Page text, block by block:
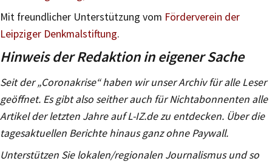
Mit freundlicher Unterstützung vom Förderverein der
Leipziger Denkmalstiftung.
Hinweis der Redaktion in eigener Sache
Seit der „Coronakrise“ haben wir unser Archiv für alle Leser
geöffnet. Es gibt also seither auch für Nichtabonnenten alle
Artikel der letzten Jahre auf L-IZ.de zu entdecken. Über die
tagesaktuellen Berichte hinaus ganz ohne Paywall.
Unterstützen Sie lokalen/regionalen Journalismus und so